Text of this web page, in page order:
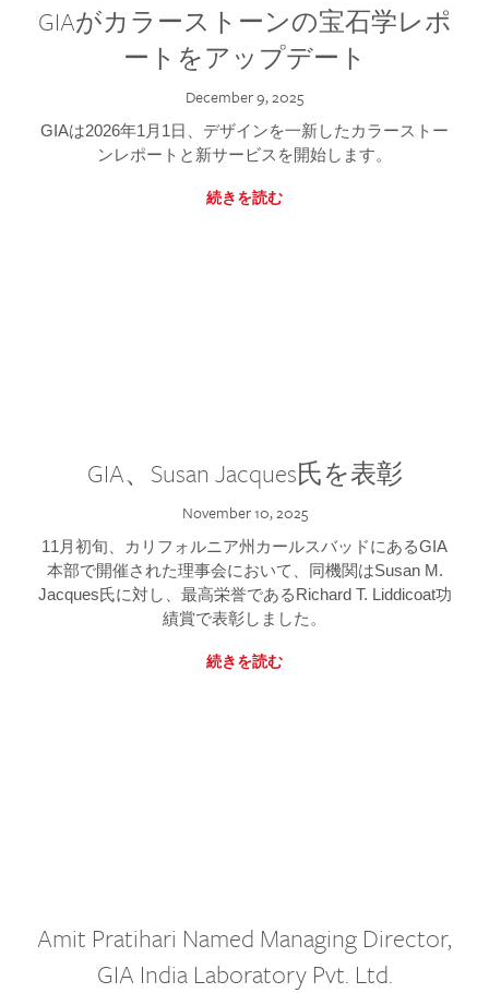
GIAがカラーストーンの宝石学レポ
ートをアップデート
December 9, 2025
GIAは2026年1月1日、デザインを一新したカラーストー
ンレポートと新サービスを開始します。
続きを読む
GIA、Susan Jacques氏を表彰
November 10, 2025
11月初旬、カリフォルニア州カールスバッドにあるGIA
本部で開催された理事会において、同機関はSusan M.
Jacques氏に対し、最高栄誉であるRichard T. Liddicoat功
績賞で表彰しました。
続きを読む
Amit Pratihari Named Managing Director,
GIA India Laboratory Pvt. Ltd.